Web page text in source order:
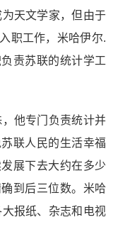
天文学家，但由于
职工作，米哈伊尔.
责苏联的统计学工
他专门负责统计并
联人民的生活幸福
展下去大约在多少
到后三位数。米哈
报纸、杂志和电视